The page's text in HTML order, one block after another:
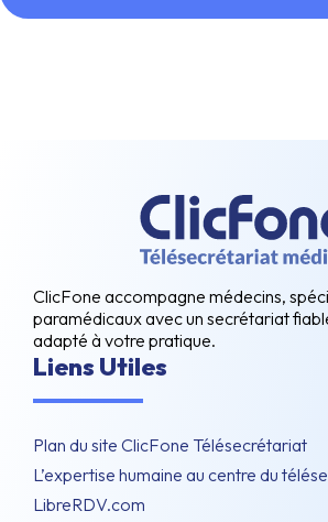
ClicFone accompagne médecins,
paramédicaux avec un secrétariat
adapté à votre pratique.
Liens Utiles
Plan du site ClicFone Télésecrétariat
L’expertise humaine au centre du
LibreRDV.com